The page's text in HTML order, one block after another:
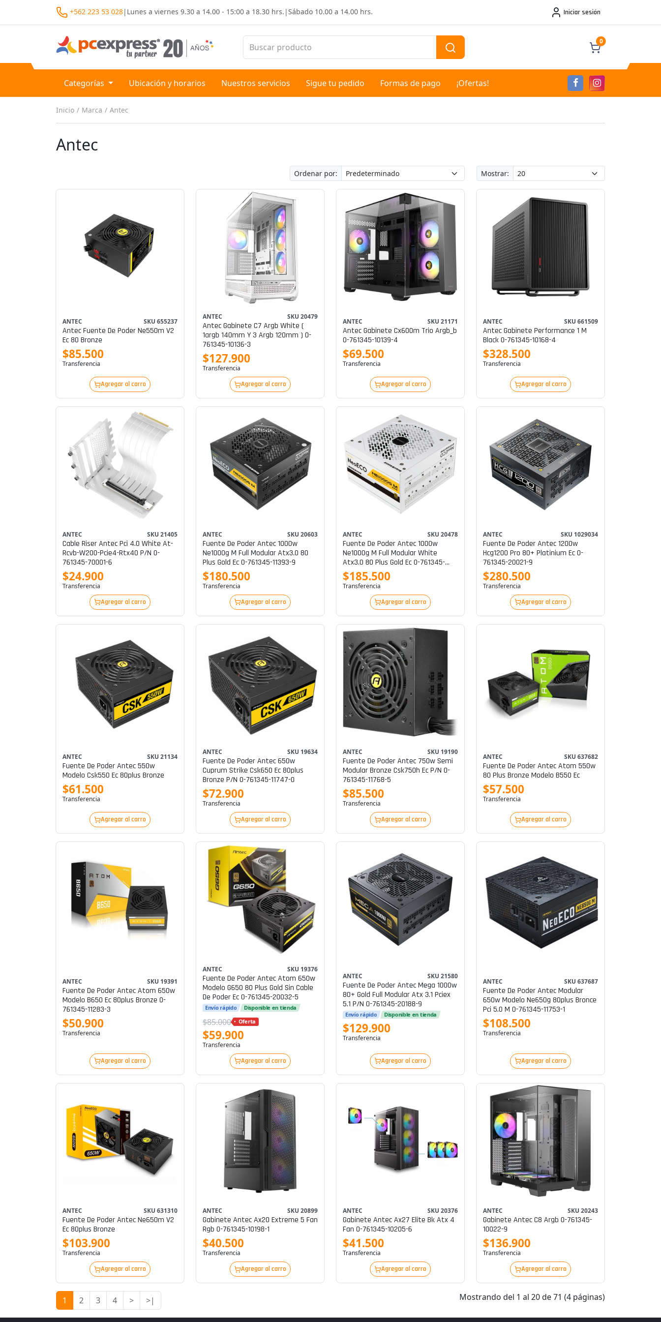
+562 223 53 028| Lunes a viernes 9.30 a 14.00 - 15:00 a 18.30 hrs. |Sábado 10.00 a 14.00 hrs. Iniciar sesión
0
Categorías Ubicación y horarios Nuestros servicios Sigue tu pedido Formas de pago ¡Ofertas!
Inicio Marca Antec
Antec
Ordenar por: Mostrar:
ANTEC SKU 655237
Antec Fuente De Poder Ne550m V2
Ec 80 Bronze
$85.500
Transferencia
Agregar al carro
ANTEC SKU 20479
Antec Gabinete C7 Argb White (
1argb 140mm Y 3 Argb 120mm ) 0-
761345-10136-3
$127.900
Transferencia
Agregar al carro
ANTEC SKU 21171
Antec Gabinete Cx600m Trio Argb_b
0-761345-10139-4
$69.500
Transferencia
Agregar al carro
ANTEC SKU 661509
Antec Gabinete Performance 1 M
Black 0-761345-10168-4
$328.500
Transferencia
Agregar al carro
ANTEC SKU 21405
Cable Riser Antec Pci 4.0 White At-
Rcvb-W200-Pcie4-Rtx40 P/n 0-
761345-70001-6
$24.900
Transferencia
Agregar al carro
ANTEC SKU 20603
Fuente De Poder Antec 1000w
Ne1000g M Full Modular Atx3.0 80
Plus Gold Ec 0-761345-11393-9
$180.500
Transferencia
Agregar al carro
ANTEC SKU 20478
Fuente De Poder Antec 1000w
Ne1000g M Full Modular White
Atx3.0 80 Plus Gold Ec 0-761345-
11790-6
$185.500
Transferencia
Agregar al carro
ANTEC SKU 1029034
Fuente De Poder Antec 1200w
Hcg1200 Pro 80+ Platinium Ec 0-
761345-20021-9
$280.500
Transferencia
Agregar al carro
ANTEC SKU 21134
Fuente De Poder Antec 550w
Modelo Csk550 Ec 80plus Bronze
$61.500
Transferencia
Agregar al carro
ANTEC SKU 19634
Fuente De Poder Antec 650w
Cuprum Strike Csk650 Ec 80plus
Bronze P/n 0-761345-11747-0
$72.900
Transferencia
Agregar al carro
ANTEC SKU 19190
Fuente De Poder Antec 750w Semi
Modular Bronze Csk750h Ec P/n 0-
761345-11768-5
$85.500
Transferencia
Agregar al carro
ANTEC SKU 637682
Fuente De Poder Antec Atom 550w
80 Plus Bronze Modelo B550 Ec
$57.500
Transferencia
Agregar al carro
ANTEC SKU 19391
Fuente De Poder Antec Atom 650w
Modelo B650 Ec 80plus Bronze 0-
761345-11283-3
$50.900
Transferencia
Agregar al carro
ANTEC SKU 19376
Fuente De Poder Antec Atom 650w
Modelo G650 80 Plus Gold Sin Cable
De Poder Ec 0-761345-20032-5
Envío rápido Disponible en tienda
$85.000 Oferta
$59.900
Transferencia
Agregar al carro
ANTEC SKU 21580
Fuente De Poder Antec Mega 1000w
80+ Gold Full Modular Atx 3.1 Pciex
5.1 P/n 0-761345-20188-9
Envío rápido Disponible en tienda
$129.900
Transferencia
Agregar al carro
ANTEC SKU 637687
Fuente De Poder Antec Modular
650w Modelo Ne650g 80plus Bronce
Pci 5.0 M 0-761345-11753-1
$108.500
Transferencia
Agregar al carro
ANTEC SKU 631310
Fuente De Poder Antec Ne650m V2
Ec 80plus Bronze
$103.900
Transferencia
Agregar al carro
ANTEC SKU 20899
Gabinete Antec Ax20 Extreme 5 Fan
Rgb 0-761345-10198-1
$40.500
Transferencia
Agregar al carro
ANTEC SKU 20376
Gabinete Antec Ax27 Elite Bk Atx 4
Fan 0-761345-10205-6
$41.500
Transferencia
Agregar al carro
ANTEC SKU 20243
Gabinete Antec C8 Argb 0-761345-
10022-9
$136.900
Transferencia
Agregar al carro
1 2 3 4 > >| Mostrando del 1 al 20 de 71 (4 páginas)